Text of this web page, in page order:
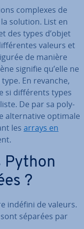
complexes de
solution. List en
des types d’objet
valeurs et
de manière
signifie qu’elle ne
En revanche,
si dif­fé­rents types
De par sa po­ly­
al­ter­na­tive optimale
les arrays en
Python
?
indéfini de valeurs.
séparées par